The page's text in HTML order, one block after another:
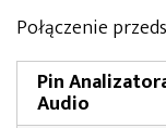
Połączenie
Pin
Audio